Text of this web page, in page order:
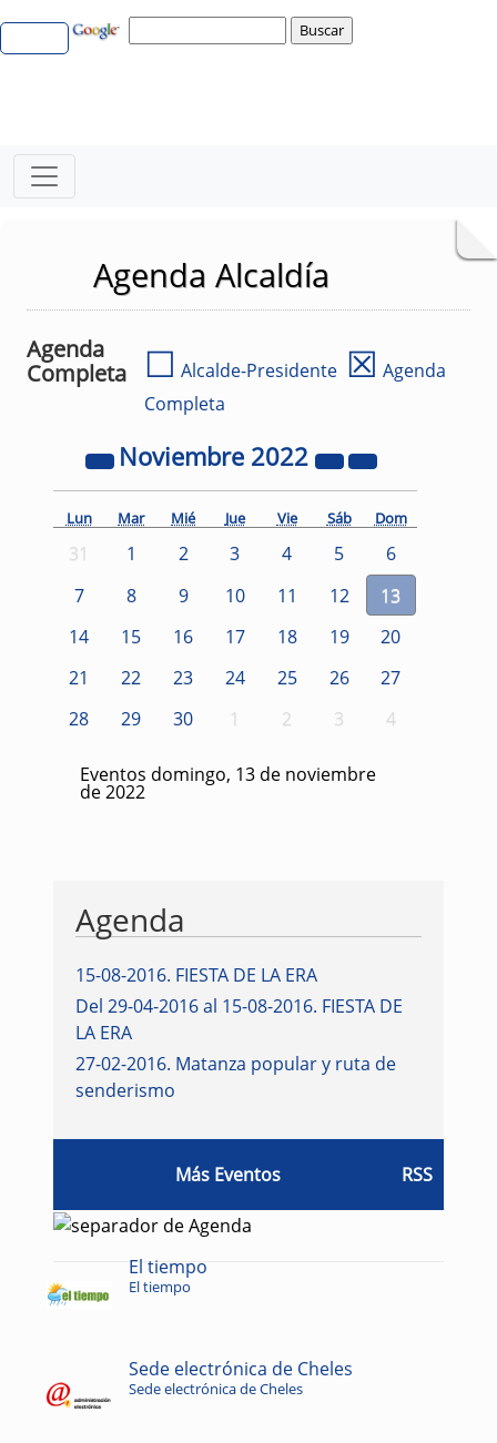
Agenda Alcaldía
Agenda
Completa
☐ Alcalde-Presidente ☒ Agenda
Completa
Noviembre 2022
Lun Mar Mié Jue Vie Sáb Dom
31 1 2 3 4 5
6
7
8 9 10 11 12
13
14
15 16 17 18 19
20
21
22 23 24 25 26
27
28
29 30 1 2 3 4
Eventos domingo, 13 de noviembre
de 2022
Agenda
15-08-2016. FIESTA DE LA ERA
Del 29-04-2016 al 15-08-2016. FIESTA DE
LA ERA
27-02-2016. Matanza popular y ruta de
senderismo
Más Eventos RSS
El tiempo
El tiempo
Sede electrónica de Cheles
Sede electrónica de Cheles